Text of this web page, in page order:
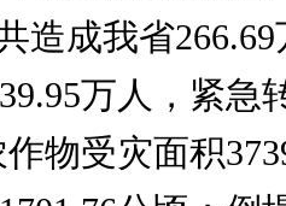
造成我省
万人，紧急
物受灾面积